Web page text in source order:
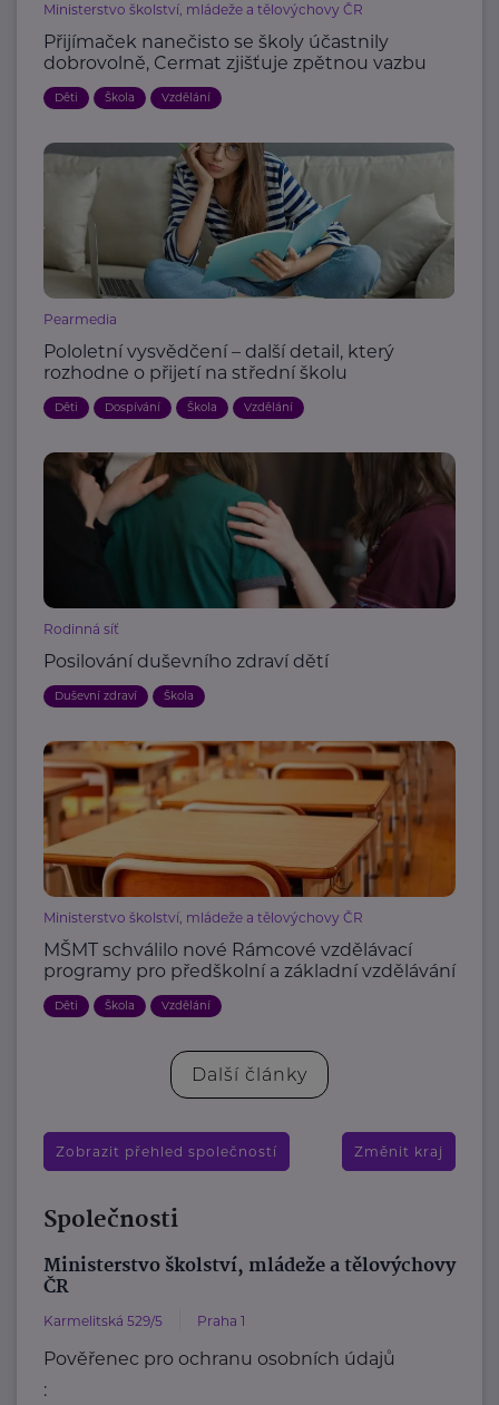
Ministerstvo školství, mládeže a tělovýchovy ČR
Přijímaček nanečisto se školy účastnily
dobrovolně, Cermat zjišťuje zpětnou vazbu
Děti Škola Vzdělání
Pearmedia
Pololetní vysvědčení – další detail, který
rozhodne o přijetí na střední školu
Děti Dospívání Škola Vzdělání
Rodinná síť
Posilování duševního zdraví dětí
Duševní zdraví Škola
Ministerstvo školství, mládeže a tělovýchovy ČR
MŠMT schválilo nové Rámcové vzdělávací
programy pro předškolní a základní vzdělávání
Děti Škola Vzdělání
Další články
Zobrazit přehled společností Změnit kraj
Společnosti
Ministerstvo školství, mládeže a tělovýchovy
ČR
Karmelitská 529/5 Praha 1
Pověřenec pro ochranu osobních údajů
: